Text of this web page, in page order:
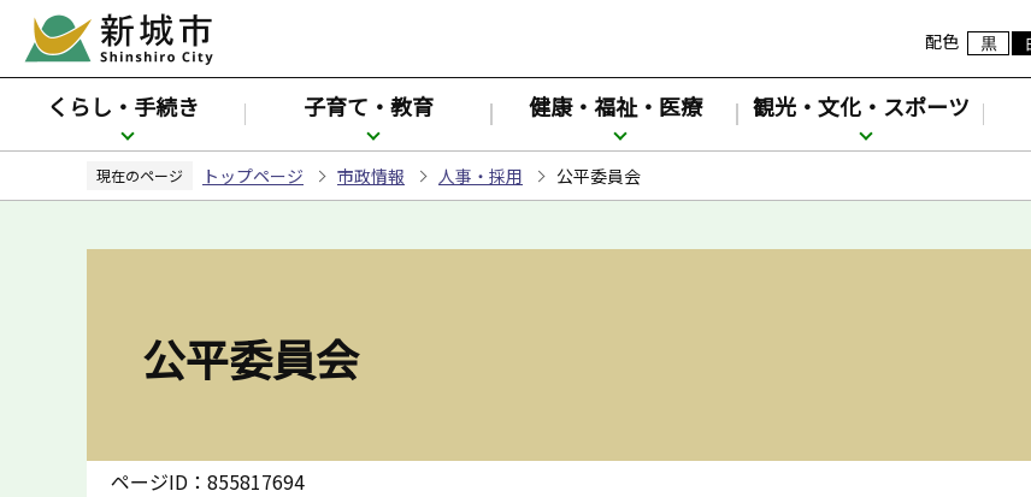
ペ
ジ
先
配色
くらし・手続き 子育て・教育 健康・福祉・医療 観光・文化・スポーツ
現在のページ トップページ 市政情報 人事・採用 公平委員会
公平委員会
ページID：855817694